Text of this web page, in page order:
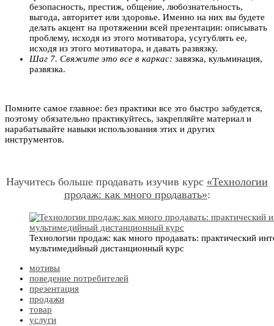
безопасность, престиж, общение, любознательность,
выгода, авторитет или здоровье. Именно на них вы будете
делать акцент на протяжении всей презентации: описывать
проблему, исходя из этого мотиватора, усугублять ее,
исходя из этого мотиватора, и давать развязку.
Шаг 7. Свяжите это все в каркас: завязка, кульминация,
развязка.
Помните самое главное: без практики все это быстро забудется,
поэтому обязательно практикуйтесь, закрепляйте материал и
нарабатывайте навыки использования этих и других
инструментов.
Научитесь больше продавать изучив курс «Технологии
продаж: как много продавать»:
Технологии продаж: как много продавать: практический
мультимедийный дистанционный курс
мотивы
поведение потребителей
презентация
продажи
товар
услуги